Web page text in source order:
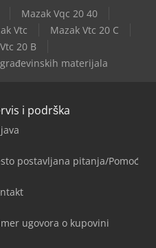
Mazak Vqc 20 40
Vtc
Mazak Vtc 20 C
20 B
materijala
i podrška
postavljana pitanja/Pomoć
ugovora o kupovini